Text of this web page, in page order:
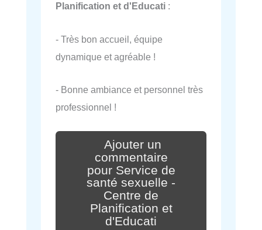
Planification et d'Educati :
- Très bon accueil, équipe
dynamique et agréable !
- Bonne ambiance et personnel très
professionnel !
Ajouter un
commentaire
pour Service de
santé sexuelle -
Centre de
Planification et
d'Educati